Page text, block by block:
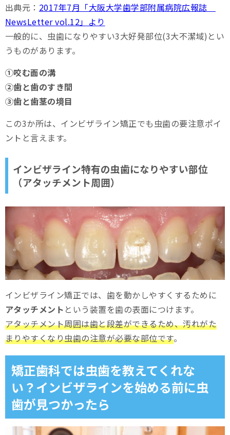
出典元： 2017年7月「大阪大学歯学部附属病院広報誌
NewsLetter vol.12」より
一般的に、虫歯になりやすい3大好発部位(3大不潔域)とい
うものがあります。
①咬む面の溝
②歯と歯のすき間
③歯と歯茎の境目
この3か所は、インビザライン矯正でも虫歯の要注意ポイ
ントと言えます。
インビザライン特有の虫歯になりやすい部位
（アタッチメント周囲）
インビザライン矯正では、歯を動かしやすくするために
アタッチメント という装置を歯の表面につけます。
アタッチメント周囲は歯と段差ができるため、汚れがた
まりやすくなり虫歯の注意が必要な部位です。
矯正歯科では虫歯を教えてくれな
い？インビザラインを始める前に虫
歯が見つかったら